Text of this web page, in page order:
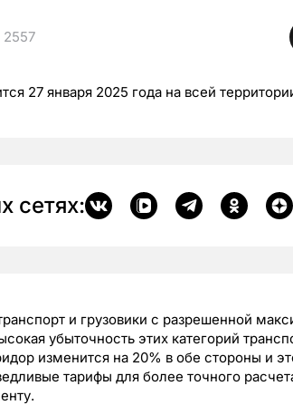
2557
27 января 2025 года на всей
сетях:
и грузовики с разрешенной
убыточность этих категорий
изменится на 20% в обе стороны и
тарифы для более точного